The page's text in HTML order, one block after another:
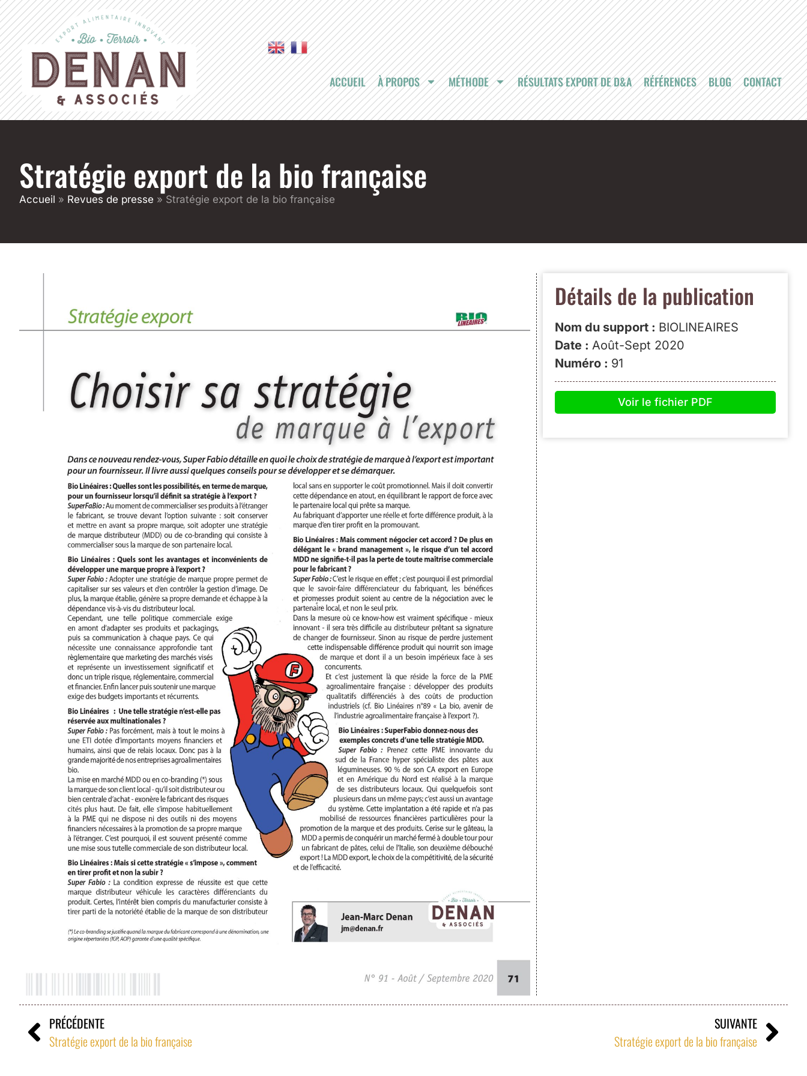
ACCUEIL À PROPOS MÉTHODE RÉSULTATS EXPORT DE D&A RÉFÉRENCES BLOG CONTACT
Stratégie export de la bio française
Accueil » Revues de presse » Stratégie export de la bio française
Détails de la publication
Nom du support : BIOLINEAIRES
Date : Août-Sept 2020
Numéro : 91
Voir le fichier PDF
PRÉCÉDENTE
Stratégie export de la bio française
SUIVANTE
Stratégie export de la bio française